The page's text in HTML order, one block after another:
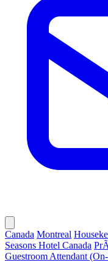
Canada Montreal
Seasons Hotel Canada
Guestroom Attendant